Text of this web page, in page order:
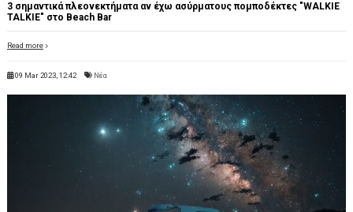
3 σημαντικά πλεονεκτήματα αν έχω ασύρματους πομποδέκτες "WALKIE
TALKIE" στο Beach Bar
Read more
09 Mar 2023, 12:42 Νέα